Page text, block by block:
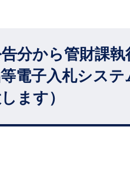
分から管財課
等電子入札シス
ます）